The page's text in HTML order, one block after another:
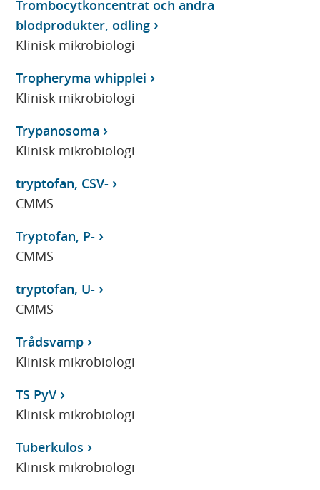
Trombocytkoncentrat och andra
blodprodukter, odling
Klinisk mikrobiologi
Tropheryma whipplei
Klinisk mikrobiologi
Trypanosoma
Klinisk mikrobiologi
tryptofan, CSV-
CMMS
Tryptofan, P-
CMMS
tryptofan, U-
CMMS
Trådsvamp
Klinisk mikrobiologi
TS PyV
Klinisk mikrobiologi
Tuberkulos
Klinisk mikrobiologi